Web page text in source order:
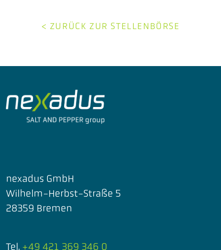
< ZURÜCK ZUR STELLENBÖRSE
nexadus GmbH
Wilhelm-Herbst-Straße 5
28359 Bremen
Tel. +49 421 369 346 0